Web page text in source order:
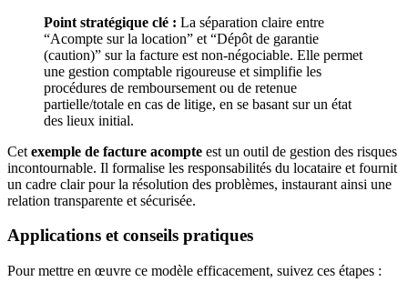
Point stratégique clé : La séparation claire entre
“Acompte sur la location” et “Dépôt de garantie
(caution)” sur la facture est non-négociable. Elle permet
une gestion comptable rigoureuse et simplifie les
procédures de remboursement ou de retenue
partielle/totale en cas de litige, en se basant sur un état
des lieux initial.
Cet exemple de facture acompte est un outil de gestion des risques
incontournable. Il formalise les responsabilités du locataire et fournit
un cadre clair pour la résolution des problèmes, instaurant ainsi une
relation transparente et sécurisée.
Applications et conseils pratiques
Pour mettre en œuvre ce modèle efficacement, suivez ces étapes :